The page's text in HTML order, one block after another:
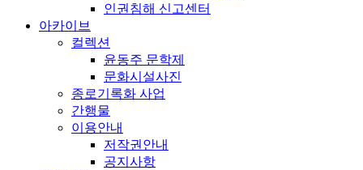
인권침해 신고센터
아카이브
컬렉션
윤동주 문학제
문화시설사진
종로기록화 사업
간행물
이용안내
저작권안내
공지사항